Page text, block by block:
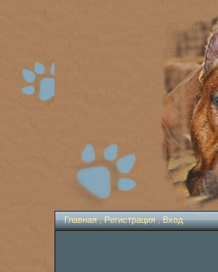
Главная|Регистрация|Вход